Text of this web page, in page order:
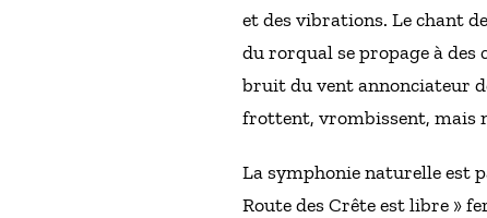
et des vibrations. Le chant
du rorqual se propage à
bruit du vent annonciateur
frottent, vrombissent, mais
La symphonie naturelle est
Route des Crête est libre »